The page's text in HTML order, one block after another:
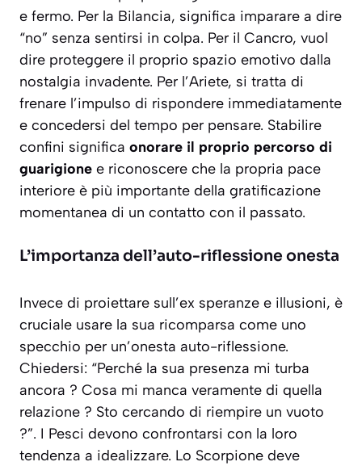
e fermo. Per la Bilancia, significa imparare a dire
“no” senza sentirsi in colpa. Per il Cancro, vuol
dire proteggere il proprio spazio emotivo dalla
nostalgia invadente. Per l’Ariete, si tratta di
frenare l’impulso di rispondere immediatamente
e concedersi del tempo per pensare. Stabilire
confini significa onorare il proprio percorso di
guarigione e riconoscere che la propria pace
interiore è più importante della gratificazione
momentanea di un contatto con il passato.
L’importanza dell’auto-riflessione onesta
Invece di proiettare sull’ex speranze e illusioni, è
cruciale usare la sua ricomparsa come uno
specchio per un’onesta auto-riflessione.
Chiedersi: “Perché la sua presenza mi turba
ancora ? Cosa mi manca veramente di quella
relazione ? Sto cercando di riempire un vuoto
?”. I Pesci devono confrontarsi con la loro
tendenza a idealizzare. Lo Scorpione deve